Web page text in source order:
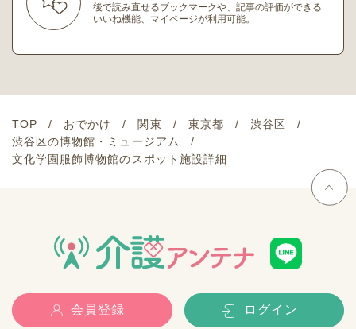
後で読み直せるブックマークや、記事の評価ができる
いいね機能、マイページが利用可能。
TOP おでかけ 関東 東京都
渋谷区
渋谷区の博物館・ミュージアム
文化学園服飾博物館のスポット施設詳細
会員登録 ログイン